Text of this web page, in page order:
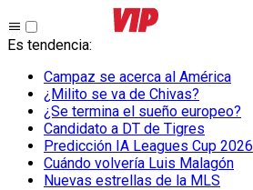
Es tendencia:
Campaz se acerca al América
¿Milito se va de Chivas?
¿Se termina el sueño europeo?
Candidato a DT de Tigres
Predicción IA Leagues Cup 2026
Cuándo volvería Luis Malagón
Nuevas estrellas de la MLS